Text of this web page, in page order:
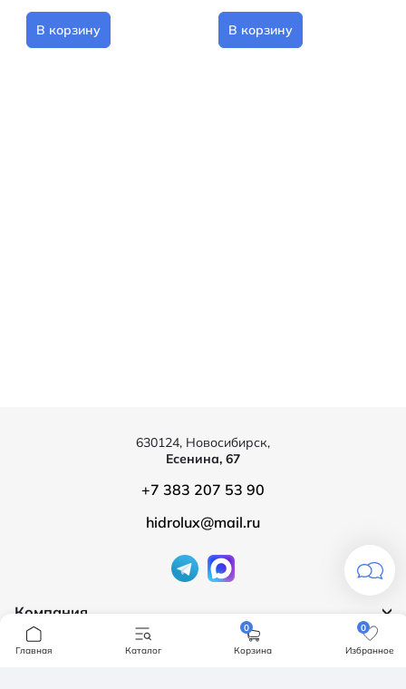
В корзину В корзину
Компания
О компании
Продукция
630124, Новосибирск,
Есенина, 67
+7 383 207 53 90
hidrolux@mail.ru
Главная Каталог
0
Корзина
0
Избранное